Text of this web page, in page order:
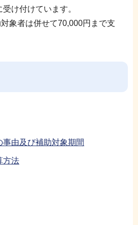
受け付けています。
象者は併せて70,000円まで支
由及び補助対象期間
方法